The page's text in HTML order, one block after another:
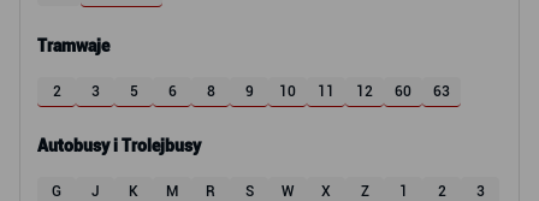
Tramwaje
2 3 5 6 8 9 10 11 12 60 63
Autobusy i Trolejbusy
G J K M R S W X Z 1 2
3